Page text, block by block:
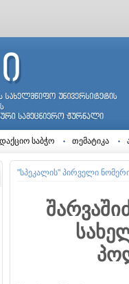
საბჭო თემატიკა
"სპეკალის" პირველი